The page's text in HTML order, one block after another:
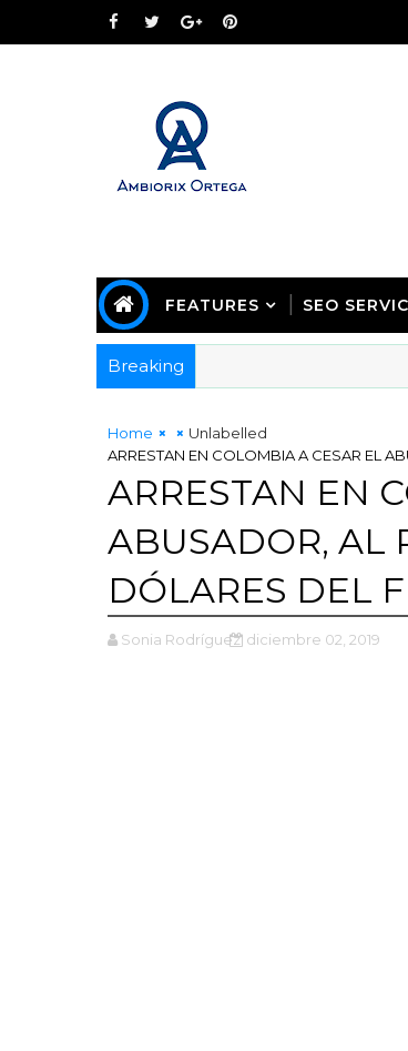
FEATURES SEO
Breaking
Home
Unlabelled
ARRESTAN EN COLOMBIA A CESAR EL
ARRESTAN EN
ABUSADOR, AL
DÓLARES DEL
Sonia Rodríguez diciembre 02, 2019